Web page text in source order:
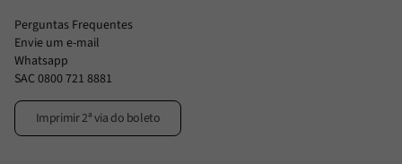
Perguntas Frequentes
Envie um e-mail
Whatsapp
SAC 0800 721 8881
Imprimir 2ª via do boleto